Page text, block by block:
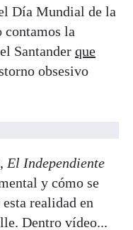
Día Mundial de la
la
Santander que
obsesivo
El Independiente
y cómo se
realidad en
Dentro vídeo...